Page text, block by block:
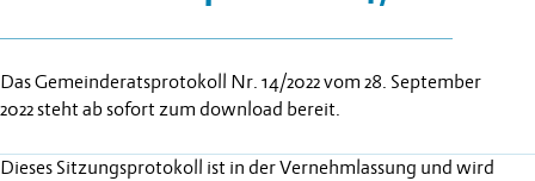
Das Gemeinderatsprotokoll Nr. 14/2022 vom 28. September
2022 steht ab sofort zum download bereit.
Dieses Sitzungsprotokoll ist in der Vernehmlassung und wird